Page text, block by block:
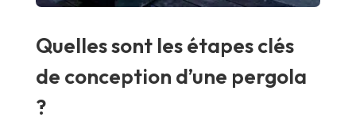
Quelles sont les étapes clés
de conception d’une pergola
?